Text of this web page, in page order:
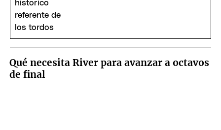
Qué necesita River para avanzar a octavos
de final